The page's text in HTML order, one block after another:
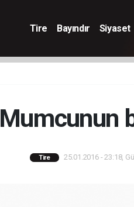
Tire Bayındır Siyaset
Tire 25.01.2016 - 23:18,